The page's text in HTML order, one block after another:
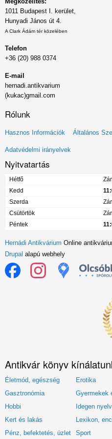
1011 Budapest I. kerület,
Hunyadi János út 4.
A Clark Ádám tér közelében
Telefon
+36 (20) 988 0374
E-mail
hernadi.antikvarium
(kukac)gmail.com
Rólunk
Lábléc
menü
Hasznos Információk Általános
Adatvédelmi irányelvek
Nyitvatartás
Hétfő
Kedd
Szerda
Csütörtök
Péntek
Hernádi Antikvárium Online
Drupal alapú webhely
Antikvár könyv
Életmód, egészség Erotika
Gasztronómia
Gyermekek
Hobbi
Idegen
Kert és lakás
Lexikon,
Pénz, befektetés, üzlet
Sport